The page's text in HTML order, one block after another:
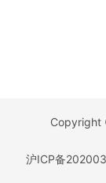
Copyright
沪ICP备